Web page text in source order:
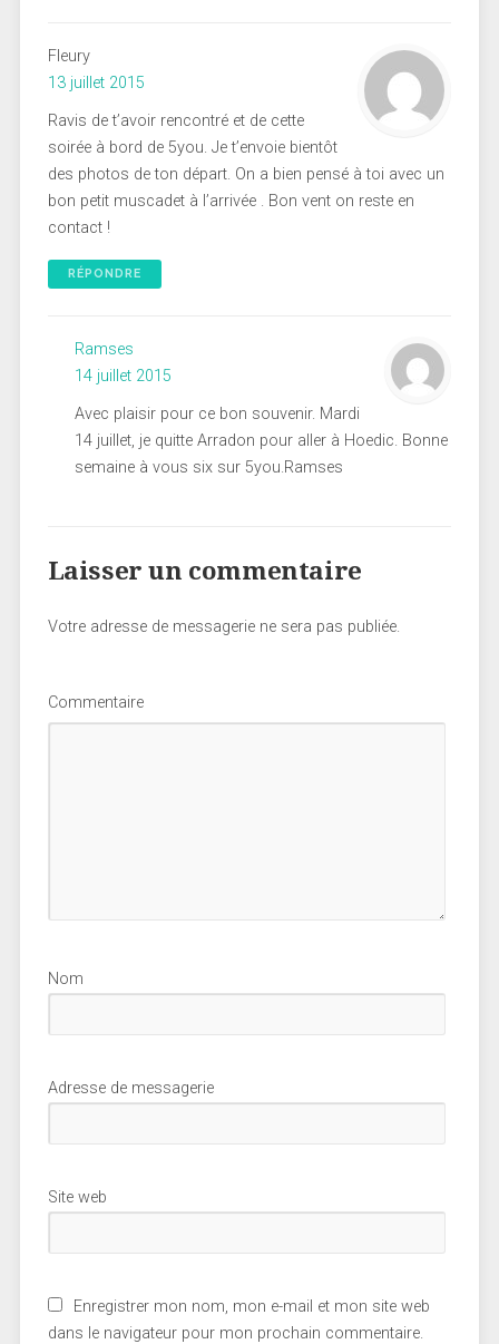
Fleury
13 juillet 2015
Ravis de t’avoir rencontré et de cette
soirée à bord de 5you. Je t’envoie bientôt
des photos de ton départ. On a bien pensé à toi avec un
bon petit muscadet à l’arrivée . Bon vent on reste en
contact !
RÉPONDRE
Ramses
14 juillet 2015
Avec plaisir pour ce bon souvenir. Mardi
14 juillet, je quitte Arradon pour aller à Hoedic. Bonne
semaine à vous six sur 5you.Ramses
Laisser un commentaire
Votre adresse de messagerie ne sera pas publiée.
Commentaire
Nom
Adresse de messagerie
Site web
Enregistrer mon nom, mon e-mail et mon site web
dans le navigateur pour mon prochain commentaire.